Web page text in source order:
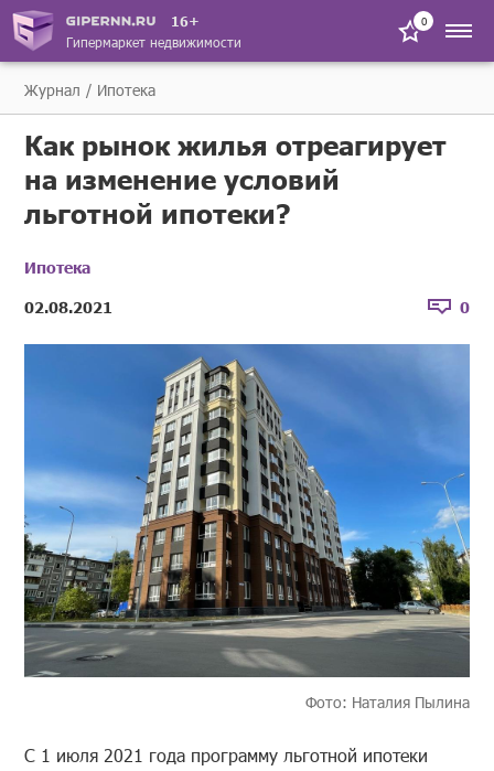
16+
Гипермаркет недвижимости
0
Журнал Ипотека
Как рынок жилья отреагирует
на изменение условий
льготной ипотеки?
Ипотека
02.08.2021
0
Фото: Наталия Пылина
С 1 июля 2021 года программу льготной ипотеки